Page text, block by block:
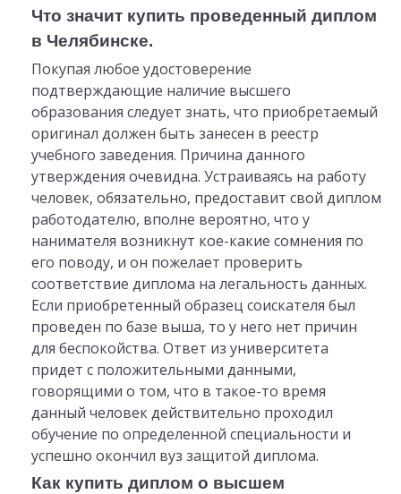
Что значит купить проведенный диплом
в Челябинске.
Покупая любое удостоверение
подтверждающие наличие высшего
образования следует знать, что приобретаемый
оригинал должен быть занесен в реестр
учебного заведения. Причина данного
утверждения очевидна. Устраиваясь на работу
человек, обязательно, предоставит свой диплом
работодателю, вполне вероятно, что у
нанимателя возникнут кое-какие сомнения по
его поводу, и он пожелает проверить
соответствие диплома на легальность данных.
Если приобретенный образец соискателя был
проведен по базе выша, то у него нет причин
для беспокойства. Ответ из университета
придет с положительными данными,
говорящими о том, что в такое-то время
данный человек действительно проходил
обучение по определенной специальности и
успешно окончил вуз защитой диплома.
Как купить диплом о высшем